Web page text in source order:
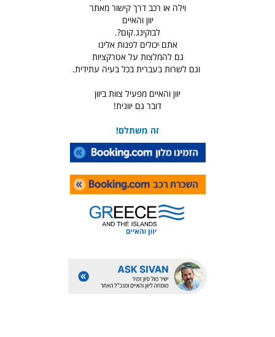
וילה או רכב דרך קישור מאתר
יוון והאיים
לבוקינג.קום?.
אתם יכולים לפנות אלינו
גם להמלצות על אטרקציות
וגם לשרות בעברית בכל בעיה עתידית.
יוון והאיים מפעיל צוות ביוון
דובר גם יוונית!
זה משתלם!